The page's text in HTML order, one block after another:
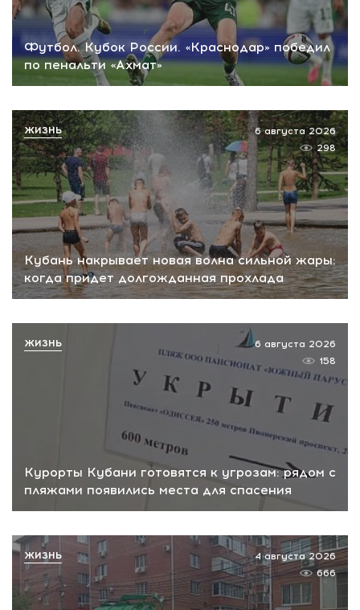
Футбол. Кубок России. «Краснодар» победил
по пенальти «Ахмат»
Кубань накрывает новая волна сильной жары:
когда придет долгожданная прохлада
6 августа 2026
298
ЖИЗНЬ
Курорты Кубани готовятся к угрозам: рядом с
пляжами появились места для спасения
6 августа 2026
158
ЖИЗНЬ
4 августа 2026
666
ЖИЗНЬ